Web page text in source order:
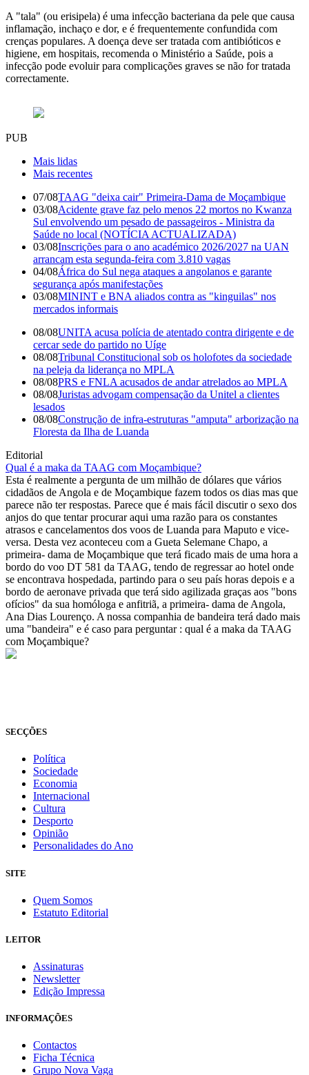
A "tala" (ou erisipela) é uma infecção bacteriana da pele que causa
inflamação, inchaço e dor, e é frequentemente confundida com
crenças populares. A doença deve ser tratada com antibióticos e
higiene, em hospitais, recomenda o Ministério a Saúde, pois a
infecção pode evoluir para complicações graves se não for tratada
correctamente.
PUB
Mais lidas
Mais recentes
07/08TAAG "deixa cair" Primeira-Dama de Moçambique
03/08Acidente grave faz pelo menos 22 mortos no Kwanza
Sul envolvendo um pesado de passageiros - Ministra da
Saúde no local (NOTÍCIA ACTUALIZADA)
03/08Inscrições para o ano académico 2026/2027 na UAN
arrancam esta segunda-feira com 3.810 vagas
04/08África do Sul nega ataques a angolanos e garante
segurança após manifestações
03/08MININT e BNA aliados contra as "kinguilas" nos
mercados informais
08/08UNITA acusa polícia de atentado contra dirigente e de
cercar sede do partido no Uíge
08/08Tribunal Constitucional sob os holofotes da sociedade
na peleja da liderança no MPLA
08/08PRS e FNLA acusados de andar atrelados ao MPLA
08/08Juristas advogam compensação da Unitel a clientes
lesados
08/08Construção de infra-estruturas "amputa" arborização na
Floresta da Ilha de Luanda
Editorial
Qual é a maka da TAAG com Moçambique?
Esta é realmente a pergunta de um milhão de dólares que vários
cidadãos de Angola e de Moçambique fazem todos os dias mas que
parece não ter respostas. Parece que é mais fácil discutir o sexo dos
anjos do que tentar procurar aqui uma razão para os constantes
atrasos e cancelamentos dos voos de Luanda para Maputo e vice-
versa. Desta vez aconteceu com a Gueta Selemane Chapo, a
primeira- dama de Moçambique que terá ficado mais de uma hora a
bordo do voo DT 581 da TAAG, tendo de regressar ao hotel onde
se encontrava hospedada, partindo para o seu país horas depois e a
bordo de aeronave privada que terá sido agilizada graças aos "bons
ofícios" da sua homóloga e anfitriã, a primeira- dama de Angola,
Ana Dias Lourenço. A nossa companhia de bandeira terá dado mais
uma "bandeira" e é caso para perguntar : qual é a maka da TAAG
com Moçambique?
SECÇÕES
Política
Sociedade
Economia
Internacional
Cultura
Desporto
Opinião
Personalidades do Ano
SITE
Quem Somos
Estatuto Editorial
LEITOR
Assinaturas
Newsletter
Edição Impressa
INFORMAÇÕES
Contactos
Ficha Técnica
Grupo Nova Vaga